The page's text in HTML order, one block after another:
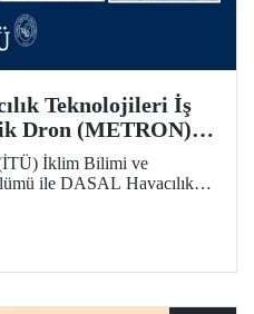
Teknolojileri İş
Dron (METRON)
İklim Bilimi ve
ile DASAL Havacılık
yürütülen